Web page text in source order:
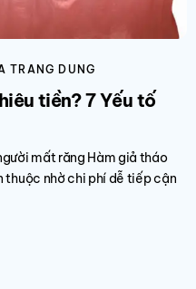
TRANG DUNG
tiền? 7 Yếu tố
mất răng Hàm giả tháo
thuộc nhờ chi phí dễ tiếp cận